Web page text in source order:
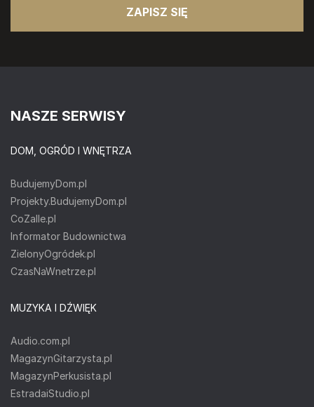
ZAPISZ SIĘ
NASZE SERWISY
DOM, OGRÓD I WNĘTRZA
BudujemyDom.pl
Projekty.BudujemyDom.pl
CoZaIle.pl
Informator Budownictwa
ZielonyOgródek.pl
CzasNaWnetrze.pl
MUZYKA I DŹWIĘK
Audio.com.pl
MagazynGitarzysta.pl
MagazynPerkusista.pl
EstradaiStudio.pl